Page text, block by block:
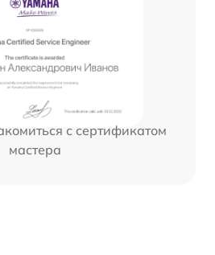
с сертификатом
мастера